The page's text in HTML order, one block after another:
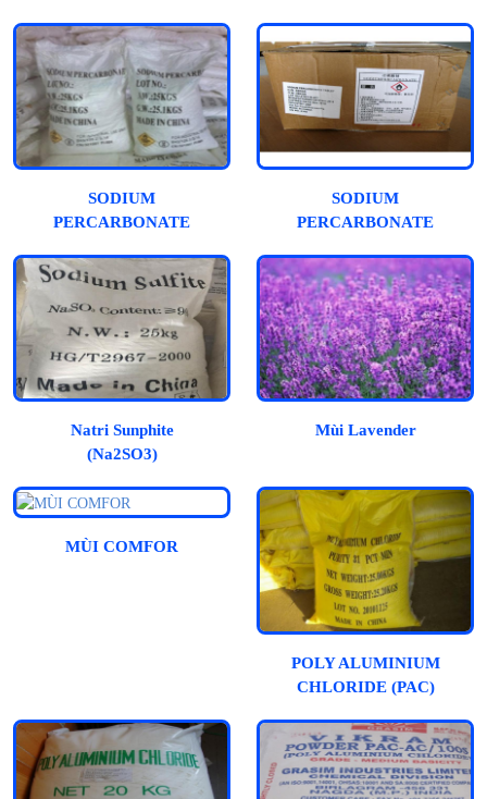
SODIUM
PERCARBONATE
SODIUM
PERCARBONATE
Natri Sunphite
(Na2SO3)
Mùi Lavender
MÙI COMFOR
POLY ALUMINIUM
CHLORIDE (PAC)